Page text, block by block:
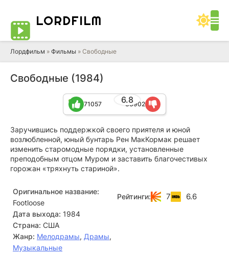
LORDFILM
Лордфильм » Фильмы » Свободные
Свободные (1984)
6.8
71057 33902
Заручившись поддержкой своего приятеля и юной
возлюбленной, юный бунтарь Рен МакКормак решает
изменить старомодные порядки, установленные
преподобным отцом Муром и заставить благочестивых
горожан «тряхнуть стариной».
Оригинальное название:
Footloose
Дата выхода: 1984
Страна: США
Жанр: Мелодрамы, Драмы,
Музыкальные
Рейтинги: 7 6.6